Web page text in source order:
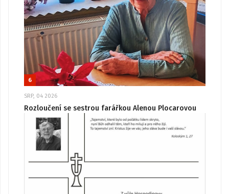
6
SRP, 04 2026
Rozloučení se sestrou farářkou Alenou Plocarovou